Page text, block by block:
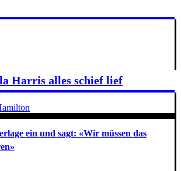
Harris alles schief lief
ein und sagt: «Wir müssen das